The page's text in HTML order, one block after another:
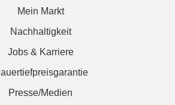
Mein Markt
Nachhaltigkeit
Jobs & Karriere
Presse/Medien